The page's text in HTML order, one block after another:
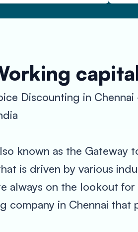
Discounting in
known as the
is driven by various
always on the lookout
company in Chennai